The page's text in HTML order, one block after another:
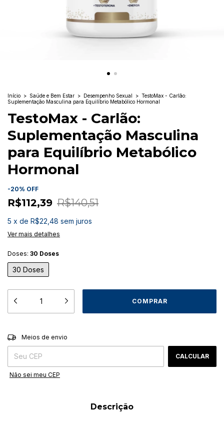
Início > Saúde e Bem Estar > Desempenho Sexual > TestoMax - Carlão:
Suplementação Masculina para Equilíbrio Metabólico Hormonal
TestoMax - Carlão:
Suplementação Masculina
para Equilíbrio Metabólico
Hormonal
-20% OFF
R$112,39 R$140,51
5 x de R$22,48 sem juros
Ver mais detalhes
Doses: 30 Doses
30 Doses
Entregas para o CEP:
Meios de envio
CALCULAR
Não sei meu CEP
Descrição